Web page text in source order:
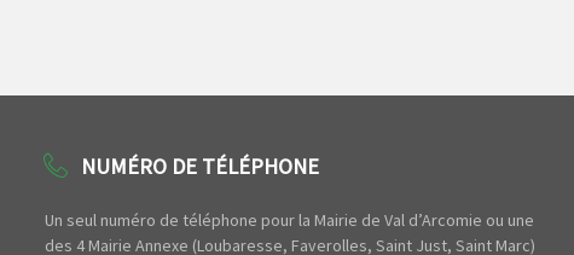
NUMÉRO DE TÉLÉPHONE
Un seul numéro de téléphone pour la Mairie de Val d’Arcomie ou une
des 4 Mairie Annexe (Loubaresse, Faverolles, Saint Just, Saint Marc)